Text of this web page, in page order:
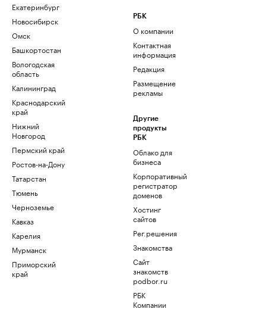
Екатеринбург
Новосибирск
Омск
Башкортостан
Вологодская
область
Калининград
Краснодарский
край
Нижний
Новгород
Пермский край
Ростов-на-Дону
Татарстан
Тюмень
Черноземье
Кавказ
Карелия
Мурманск
Приморский
край
РБК
О компании
Контактная
информация
Редакция
Размещение
рекламы
Другие
продукты
РБК
Облако для
бизнеса
Корпоративный
регистратор
доменов
Хостинг
сайтов
Рег.решения
Знакомства
Сайт
знакомств
podbor.ru
РБК
Компании